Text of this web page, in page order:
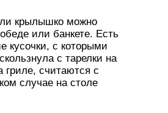
крылышко можно
или банкете. Есть
кусочки, с которыми
с тарелки на
гриле, считаются с
случае на столе